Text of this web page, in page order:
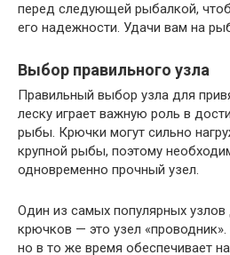
перед следующей рыбалкой,
его надежности. Удачи вам на
Выбор правильного узла
Правильный выбор узла для
леску играет важную роль в
рыбы. Крючки могут сильно
крупной рыбы, поэтому
одновременно прочный узел.
Один из самых популярных узлов
крючков — это узел
но в то же время обеспечивает